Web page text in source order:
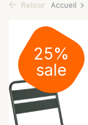
Retour Accueil
25%
sale